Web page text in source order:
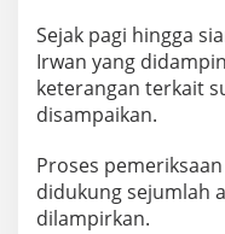
Sejak pagi hingga
Irwan yang
keterangan terkait
disampaikan.
Proses
didukung sejumlah
dilampirkan.